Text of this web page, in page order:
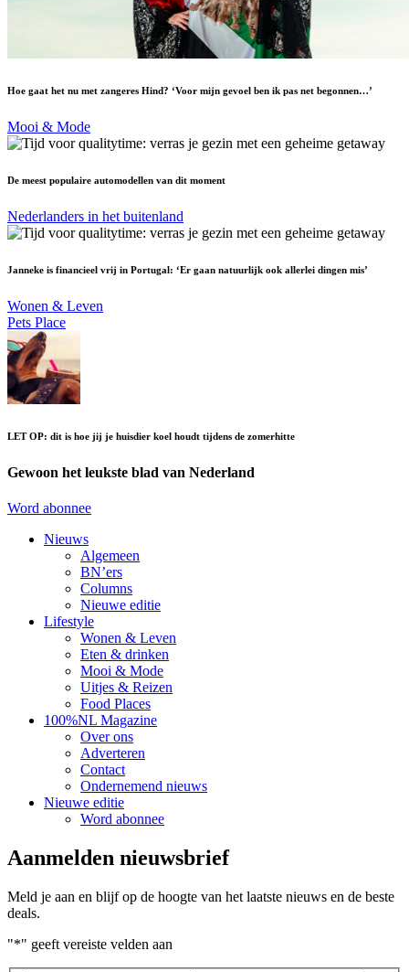
Hoe gaat het nu met zangeres Hind? ‘Voor mijn gevoel ben ik pas net begonnen…’
Mooi & Mode
De meest populaire automodellen van dit moment
Nederlanders in het buitenland
Janneke is financieel vrij in Portugal: ‘Er gaan natuurlijk ook allerlei dingen mis’
Wonen & Leven
Pets Place
LET OP: dit is hoe jij je huisdier koel houdt tijdens de zomerhitte
Gewoon het leukste blad van Nederland
Word abonnee
Nieuws
Algemeen
BN’ers
Columns
Nieuwe editie
Lifestyle
Wonen & Leven
Eten & drinken
Mooi & Mode
Uitjes & Reizen
Food Places
100%NL Magazine
Over ons
Adverteren
Contact
Ondernemend nieuws
Nieuwe editie
Word abonnee
Aanmelden nieuwsbrief
Meld je aan en blijf op de hoogte van het laatste nieuws en de beste
deals.
"*" geeft vereiste velden aan